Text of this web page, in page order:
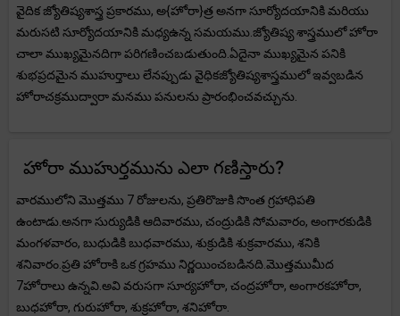
వైదిక జ్యోతిష్యశాస్త్ర ప్రకారము, అ{హోరా}త్ర అనగా సూర్యోదయానికి మరియు
మరుసటి సూర్యోదయానికి మధ్యఉన్న సమయము.జ్యోతిష్య శాస్త్రములో హోరా
చాలా ముఖ్యమైనదిగా పరిగణించబడుతుంది.ఏదైనా ముఖ్యమైన పనికి
శుభప్రదమైన ముహుర్తాలు లేనప్పుడు వైధికజ్యోతిష్యశాస్త్రములో ఇవ్వబడిన
హోరాచక్రముద్వారా మనము పనులను ప్రారంభించవచ్చును.
హోరా ముహుర్తమును ఎలా గణిస్తారు?
వారములోని మొత్తము 7 రోజులను, ప్రతిరొజుకి సొంత గ్రహాధిపతి
ఉంటాడు.అనగా సుర్యుడికి ఆదివారము, చంద్రుడికి సోమవారం, అంగారకుడికి
మంగళవారం, బుధుడికి బుధవారము, శుక్రుడికి శుక్రవారము, శనికి
శనివారం.ప్రతి హోరాకి ఒక గ్రహము నిర్ణయించబడినది.మొత్తముమీద
7హోరాలు ఉన్నవి.అవి వరుసగా సూర్యహోరా, చంద్రహోరా, అంగారకహోరా,
బుధహోరా, గురుహోరా, శుక్రహోరా, శనిహోరా.